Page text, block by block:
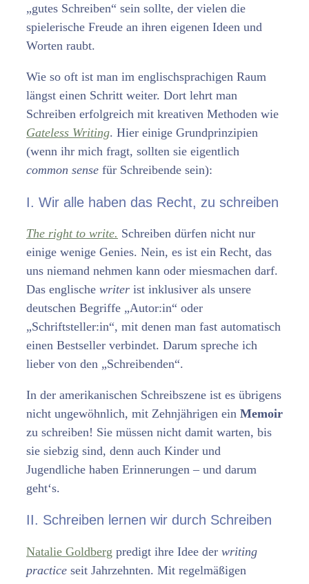
„gutes Schreiben“ sein sollte, der vielen die
spielerische Freude an ihren eigenen Ideen und
Worten raubt.
Wie so oft ist man im englischsprachigen Raum
längst einen Schritt weiter. Dort lehrt man
Schreiben erfolgreich mit kreativen Methoden wie
Gateless Writing. Hier einige Grundprinzipien
(wenn ihr mich fragt, sollten sie eigentlich
common sense für Schreibende sein):
I. Wir alle haben das Recht, zu schreiben
The right to write. Schreiben dürfen nicht nur
einige wenige Genies. Nein, es ist ein Recht, das
uns niemand nehmen kann oder miesmachen darf.
Das englische writer ist inklusiver als unsere
deutschen Begriffe „Autor:in“ oder
„Schriftsteller:in“, mit denen man fast automatisch
einen Bestseller verbindet. Darum spreche ich
lieber von den „Schreibenden“.
In der amerikanischen Schreibszene ist es übrigens
nicht ungewöhnlich, mit Zehnjährigen ein Memoir
zu schreiben! Sie müssen nicht damit warten, bis
sie siebzig sind, denn auch Kinder und
Jugendliche haben Erinnerungen – und darum
geht‘s.
II. Schreiben lernen wir durch Schreiben
Natalie Goldberg predigt ihre Idee der writing
practice seit Jahrzehnten. Mit regelmäßigen